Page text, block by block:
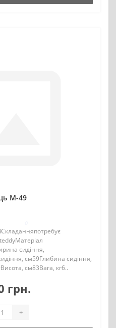
M-49
сидіння,
см59Глибина сидіння,
см83Вага, кг6..
грн.
+